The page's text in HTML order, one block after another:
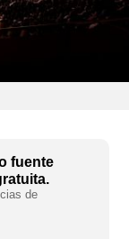
fuente
de